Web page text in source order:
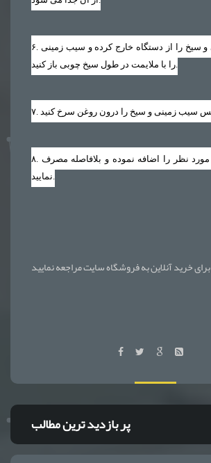
۶
۷
۸
برای خرید آنلاین به فروشگاه سایت مراجعه نمایید
پر بازدید ترین مطالب